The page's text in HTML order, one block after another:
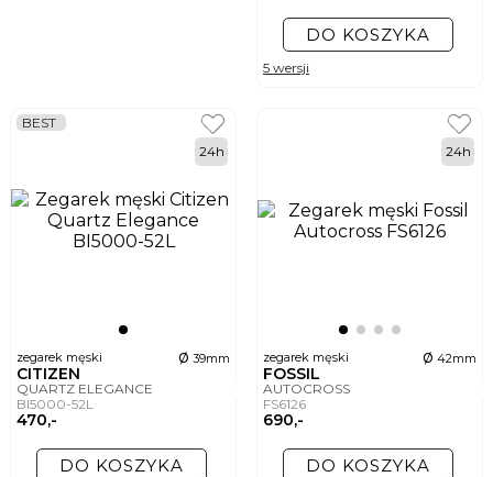
DO KOSZYKA
5 wersji
zegarek męski ø 39mm
CITIZEN
QUARTZ ELEGANCE
BI5000-52L
470,-
BEST
24h
DO KOSZYKA
zegarek męski ø 42mm
FOSSIL
AUTOCROSS
FS6126
690,-
24h
DO KOSZYKA